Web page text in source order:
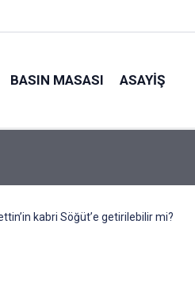
BASIN MASASI ASAYIŞ
kabri Söğüt’e getirilebilir mi?